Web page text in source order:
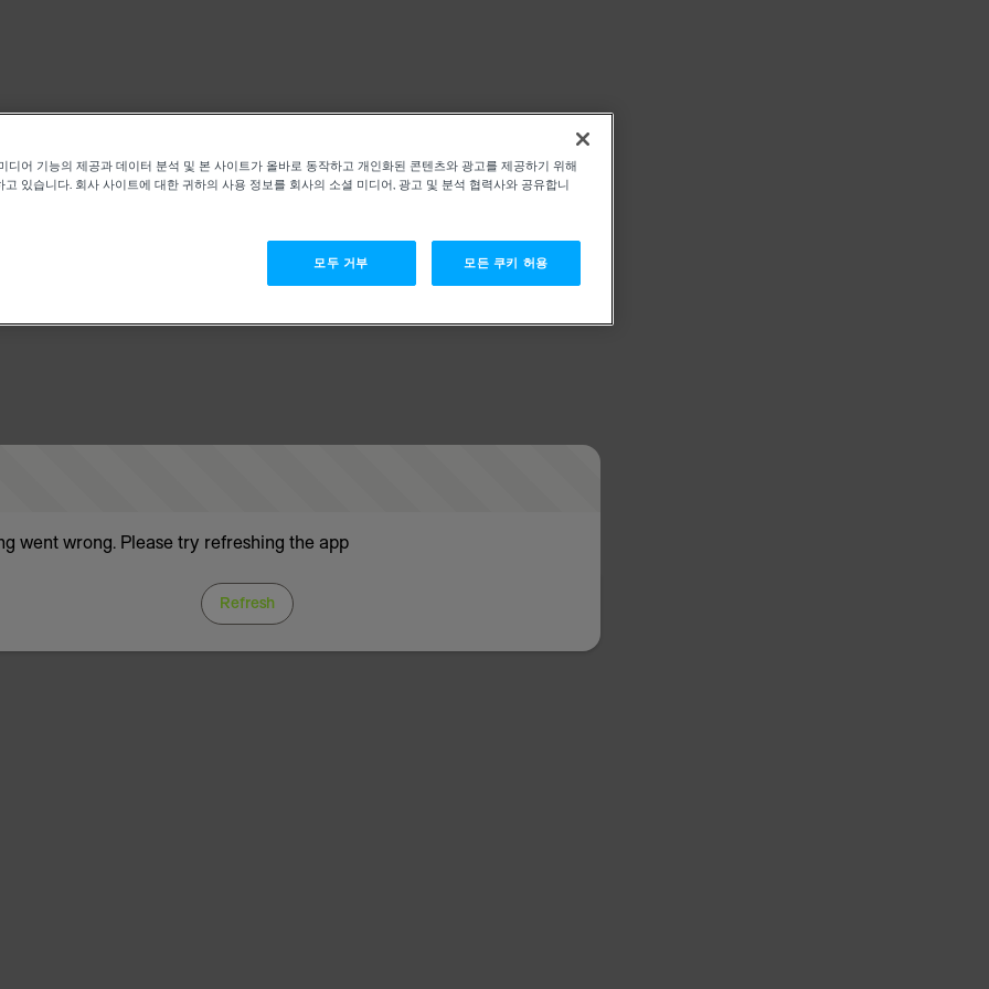
went wrong. Please try refreshing the app
Refresh
디어 기능의 제공과 데이터 분석 및 본 사이트가 올바로 동작하고 개인화된 콘텐츠와 광고를 제공하기 위해
고 있습니다. 회사 사이트에 대한 귀하의 사용 정보를 회사의 소셜 미디어, 광고 및 분석 협력사와 공유합니
모두 거부 모든 쿠키 허용